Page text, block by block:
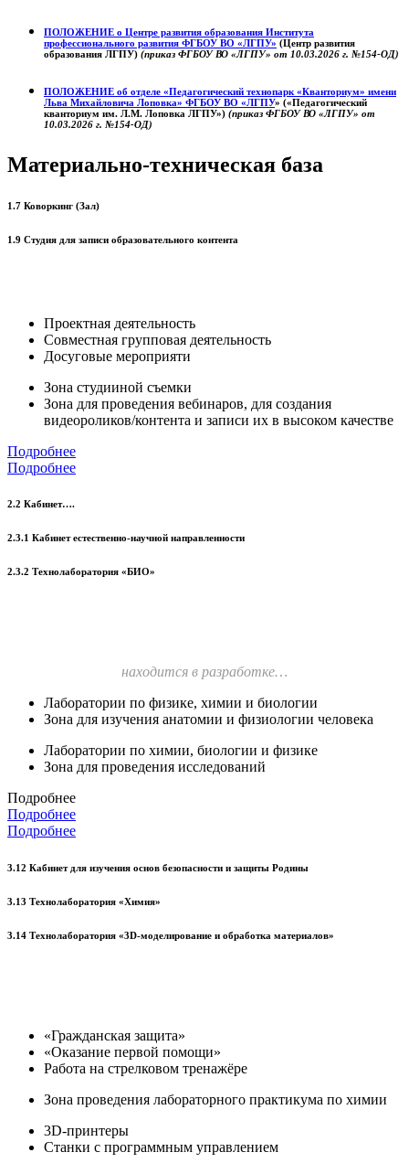
ПОЛОЖЕНИЕ о Центре развития образования Института
профессионального развития ФГБОУ ВО «ЛГПУ» (Центр развития
образования ЛГПУ) (приказ ФГБОУ ВО «ЛГПУ» от 10.03.2026 г. №154-ОД)
ПОЛОЖЕНИЕ об отделе «Педагогический технопарк «Кванториум» имени
Льва Михайловича Лоповка» ФГБОУ ВО «ЛГПУ» («Педагогический
кванториум им. Л.М. Лоповка ЛГПУ») (приказ ФГБОУ ВО «ЛГПУ» от
10.03.2026 г. №154-ОД)
Материально-техническая база
1.7 Коворкинг (Зал)
1.9 Студия для записи образовательного контента
Проектная деятельность
Совместная групповая деятельность
Досуговые мероприяти
Зона студииной съемки
Зона для проведения вебинаров, для создания
видеороликов/контента и записи их в высоком качестве
Подробнее
Подробнее
2.2 Кабинет….
2.3.1 Кабинет естественно-научной направленности
2.3.2 Технолаборатория «БИО»
находится в разработке…
Лаборатории по физике, химии и биологии
Зона для изучения анатомии и физиологии человека
Лаборатории по химии, биологии и физике
Зона для проведения исследований
Подробнее
Подробнее
Подробнее
3.12 Кабинет для изучения основ безопасности и защиты Родины
3.13 Технолаборатория «Химия»
3.14 Технолаборатория «3D-моделирование и обработка материалов»
«Гражданская защита»
«Оказание первой помощи»
Работа на стрелковом тренажёре
Зона проведения лабораторного практикума по химии
3D-принтеры
Станки с программным управлением